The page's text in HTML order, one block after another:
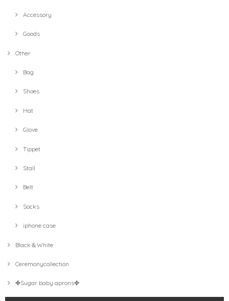
Accessory
Goods
Other
Bag
Shoes
Hat
Glove
Tippet
Stall
Belt
Socks
iphone case
Black＆White
Ceremonycollection
✤Sugar baby aprons✤